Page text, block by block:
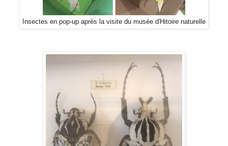
Insectes en pop-up après la visite du musée d'Hitoire naturelle